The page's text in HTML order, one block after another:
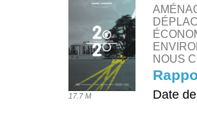
17.7 M
NOUS
Date